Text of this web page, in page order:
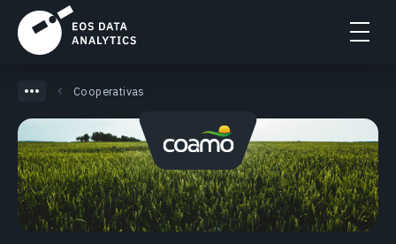
Cooperativas